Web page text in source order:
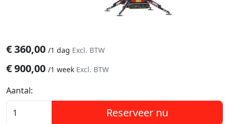
€360,00 /1 dag Excl. BTW
€900,00 /1 week Excl. BTW
Aantal:
Reserveer nu